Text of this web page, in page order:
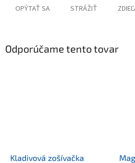
OPÝTAŤ SA STRÁŽIŤ
Odporúčame tento tovar
Kladivová zošívačka